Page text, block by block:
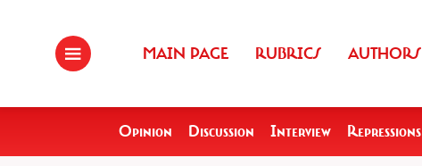
MAIN PAGE RUBRICS AUTHORS
Opinion Discussion Interview Repressions